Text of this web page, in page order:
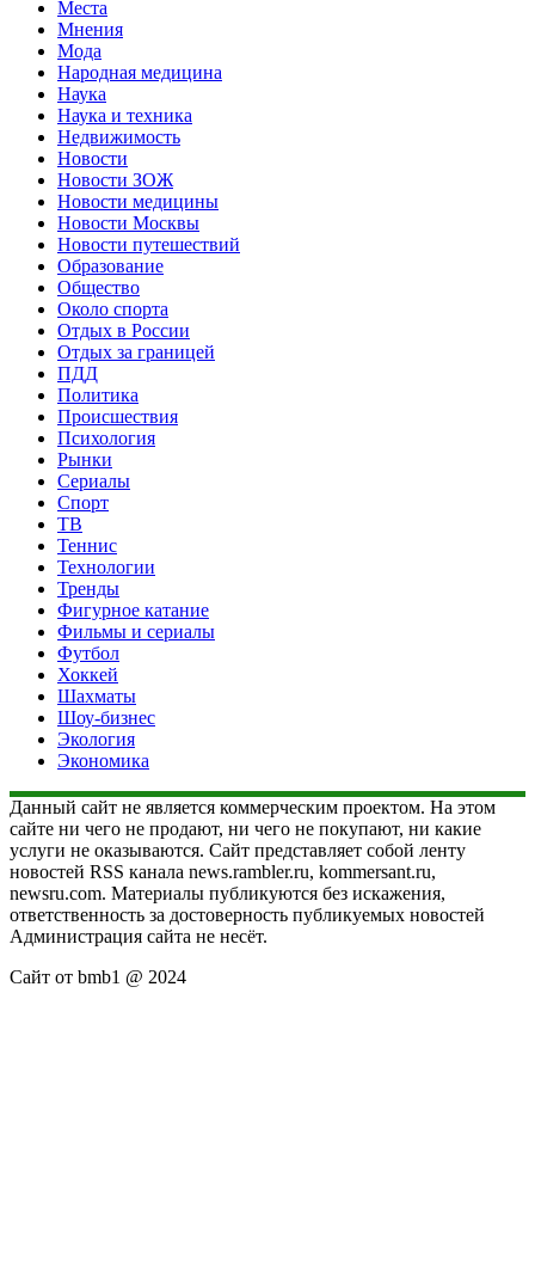
Места
Мнения
Мода
Народная медицина
Наука
Наука и техника
Недвижимость
Новости
Новости ЗОЖ
Новости медицины
Новости Москвы
Новости путешествий
Образование
Общество
Около спорта
Отдых в России
Отдых за границей
ПДД
Политика
Происшествия
Психология
Рынки
Сериалы
Спорт
ТВ
Теннис
Технологии
Тренды
Фигурное катание
Фильмы и сериалы
Футбол
Хоккей
Шахматы
Шоу-бизнес
Экология
Экономика
Данный сайт не является коммерческим проектом. На этом
сайте ни чего не продают, ни чего не покупают, ни какие
услуги не оказываются. Сайт представляет собой ленту
новостей RSS канала news.rambler.ru, kommersant.ru,
newsru.com. Материалы публикуются без искажения,
ответственность за достоверность публикуемых новостей
Администрация сайта не несёт.
Сайт от bmb1 @ 2024